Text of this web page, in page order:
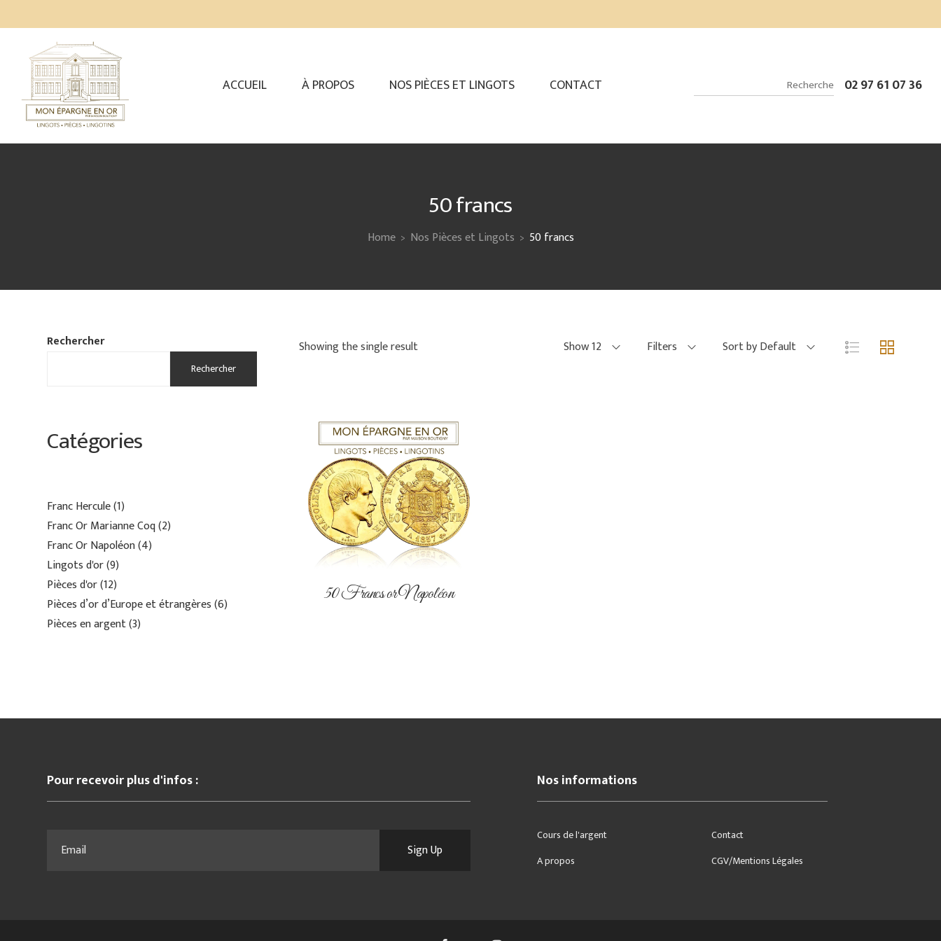
ACCUEIL À PROPOS NOS PIÈCES ET LINGOTS CONTACT 02 97 61 07 36
50 francs
Home > Nos Pièces et Lingots > 50 francs
Rechercher
Rechercher
Catégories
Franc Hercule 1
Franc Or Marianne Coq 2
Franc Or Napoléon 4
Lingots d'or 9
Pièces d'or 12
Pièces d’or d’Europe et étrangères 6
Pièces en argent 3
Showing the single result Show 12 Filters Sort by Default
50 Francs or Napoléon
Pour recevoir plus d'infos :
Sign Up
Nos informations
Cours de l'argent
A propos
Contact
CGV/Mentions Légales